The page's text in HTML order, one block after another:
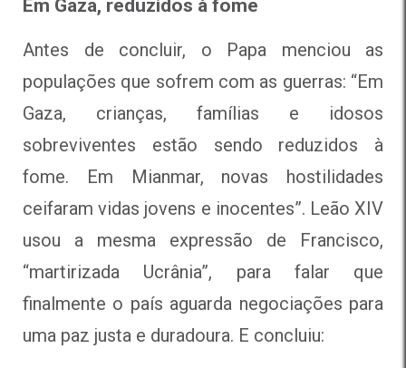
Em Gaza, reduzidos à fome
Antes de concluir, o Papa menciou as
populações que sofrem com as guerras: “Em
Gaza, crianças, famílias e idosos
sobreviventes estão sendo reduzidos à
fome. Em Mianmar, novas hostilidades
ceifaram vidas jovens e inocentes”. Leão XIV
usou a mesma expressão de Francisco,
“martirizada Ucrânia”, para falar que
finalmente o país aguarda negociações para
uma paz justa e duradoura. E concluiu: